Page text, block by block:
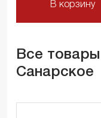
В корзину
Все
Санарское